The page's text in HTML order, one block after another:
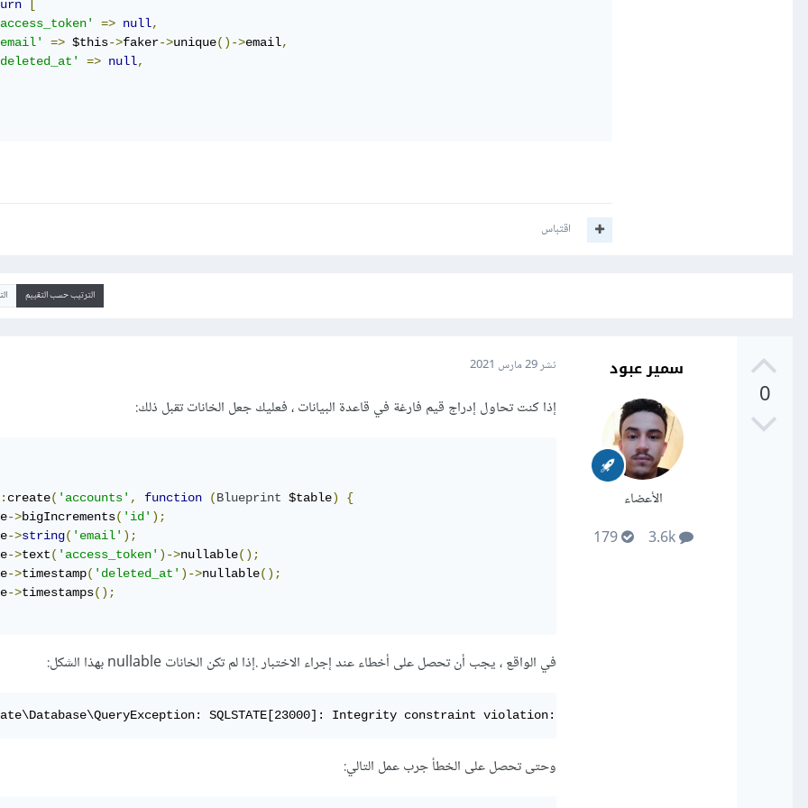
[
=> null,
=> $this->faker->unique()->email,
=> null,
اقتباس
الترتيب حسب التقييم
0
سمير عبود
الأعضاء
3.6k
179
نشر29 مارس 2021
إذا كنت تحاول إدراج قيم فارغة في قاعدة البيانات ، فعليك جعل الخانات تقبل ذلك:
create( 'accounts' , function (Blueprint $table)
{
->bigIncrements( 'id' );
->string( 'email' );
->text( 'access_token' )->nullable();
->timestamp( 'deleted_at' )->nullable();
->timestamps();
في الواقع ، يجب أن تحصل على أخطاء عند إجراء الاختبار .إذا لم تكن الخانات nullable بهذا الشكل:
SQLSTATE[23000]: Integrity constraint violation: 19 NOT NULL constraint failed:
وحتى تحصل على الخطأ جرب عمل التالي: